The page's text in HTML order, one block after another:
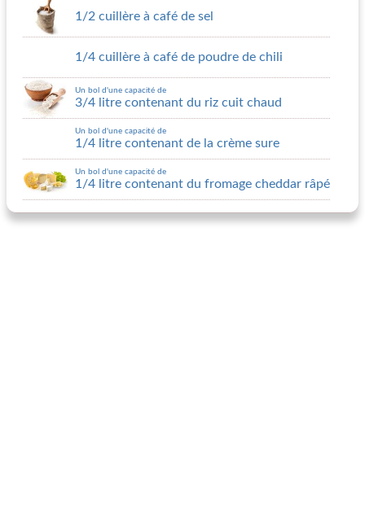
1/2 cuillère à café de sel
1/4 cuillère à café de poudre de chili
Un bol d'une capacité de
3/4 litre contenant du riz cuit chaud
Un bol d'une capacité de
1/4 litre contenant de la crème sure
Un bol d'une capacité de
1/4 litre contenant du fromage cheddar râpé